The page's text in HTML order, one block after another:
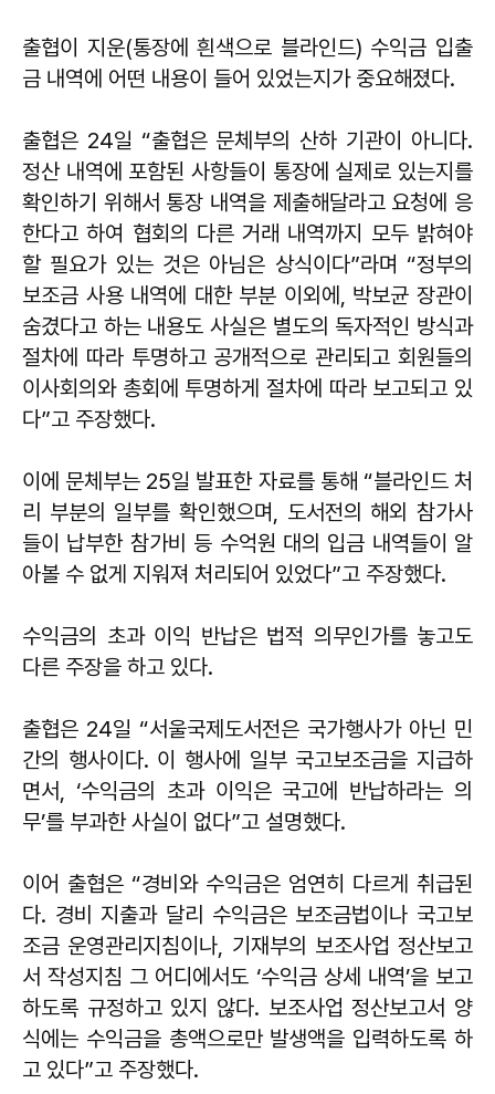
출협이 지운(통장에 흰색으로 블라인드) 수익금 입출
금 내역에 어떤 내용이 들어 있었는지가 중요해졌다.
출협은 24일 “출협은 문체부의 산하 기관이 아니다.
정산 내역에 포함된 사항들이 통장에 실제로 있는지를
확인하기 위해서 통장 내역을 제출해달라고 요청에 응
한다고 하여 협회의 다른 거래 내역까지 모두 밝혀야
할 필요가 있는 것은 아님은 상식이다”라며 “정부의
보조금 사용 내역에 대한 부분 이외에, 박보균 장관이
숨겼다고 하는 내용도 사실은 별도의 독자적인 방식과
절차에 따라 투명하고 공개적으로 관리되고 회원들의
이사회의와 총회에 투명하게 절차에 따라 보고되고 있
다”고 주장했다.
이에 문체부는 25일 발표한 자료를 통해 “블라인드 처
리 부분의 일부를 확인했으며, 도서전의 해외 참가사
들이 납부한 참가비 등 수억원 대의 입금 내역들이 알
아볼 수 없게 지워져 처리되어 있었다”고 주장했다.
수익금의 초과 이익 반납은 법적 의무인가를 놓고도
다른 주장을 하고 있다.
출협은 24일 “서울국제도서전은 국가행사가 아닌 민
간의 행사이다. 이 행사에 일부 국고보조금을 지급하
면서, ‘수익금의 초과 이익은 국고에 반납하라는 의
무’를 부과한 사실이 없다”고 설명했다.
이어 출협은 “경비와 수익금은 엄연히 다르게 취급된
다. 경비 지출과 달리 수익금은 보조금법이나 국고보
조금 운영관리지침이나, 기재부의 보조사업 정산보고
서 작성지침 그 어디에서도 ‘수익금 상세 내역’을 보고
하도록 규정하고 있지 않다. 보조사업 정산보고서 양
식에는 수익금을 총액으로만 발생액을 입력하도록 하
고 있다”고 주장했다.